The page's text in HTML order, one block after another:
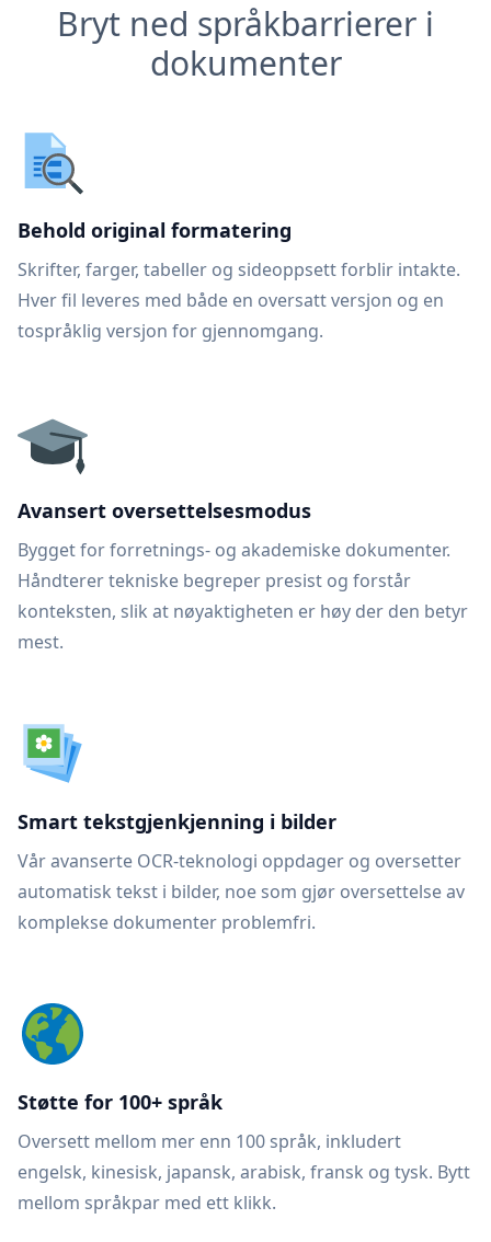
Bryt ned språkbarrierer i
dokumenter
Behold original formatering
Skrifter, farger, tabeller og sideoppsett forblir intakte.
Hver fil leveres med både en oversatt versjon og en
tospråklig versjon for gjennomgang.
Avansert oversettelsesmodus
Bygget for forretnings- og akademiske dokumenter.
Håndterer tekniske begreper presist og forstår
konteksten, slik at nøyaktigheten er høy der den betyr
mest.
Smart tekstgjenkjenning i bilder
Vår avanserte OCR-teknologi oppdager og oversetter
automatisk tekst i bilder, noe som gjør oversettelse av
komplekse dokumenter problemfri.
Støtte for 100+ språk
Oversett mellom mer enn 100 språk, inkludert
engelsk, kinesisk, japansk, arabisk, fransk og tysk. Bytt
mellom språkpar med ett klikk.